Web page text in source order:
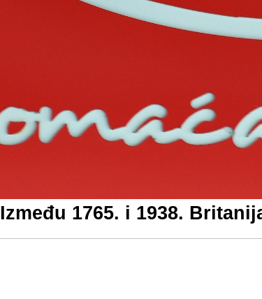
Između 1765. i 1938.